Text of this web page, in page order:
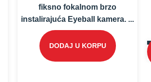
fiksno fokalnom brzo
instalirajuća Eyeball kamera. ...
DODAJ U KORPU